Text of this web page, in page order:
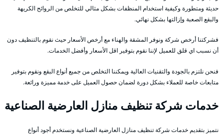
حديثة ومتطورة وكيفية استخدام المنظفات بشكل مثالي للتخلص من الروائح الكريهة
والبقع الصعبة وإزالتها بشكل نهائي.
فشركتنا أرخص شركة ونوفر المشقة والهناء مع أرخص الأسعار حيث نقوم بالتنظيف دون
أن نسبب اي قلق للعميل لإننا نقوم بتوفير اقل الأسعار وأفضل الخدمات.
فنحن نلتزم بالجودة والتقنيات العالية ويمكننا التخلص من جميع أنواع البقع ونقوم بتوفير
متابعات خاصة للعملاء بشكل دورة لضمان حصول العميل على خدمة مميزة ورائعة.
خدمات شركة تنظيف منازل العارضية الصناعية
نتميز بتقديم خدمات شركة تنظيف منازل العارضية الصناعية ونستخدم أجود أنواع